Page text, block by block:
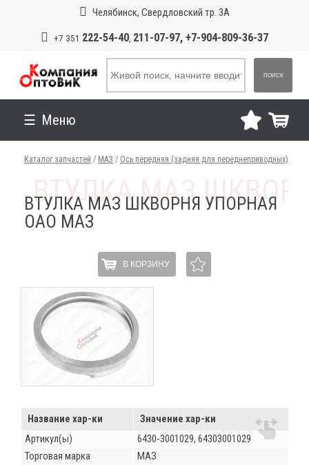
Челябинск, Свердловский тр. 3А
+7 351 222-54-40, 211-07-97, +7-904-809-36-37
ПОИСК
Меню
Каталог запчастей / МАЗ / Ось передняя (задняя для переднеприводных)
ВТУЛКА МАЗ ШКВОРНЯ УПОРНАЯ
ОАО МАЗ
В КОРЗИНУ
Название хар-ки
Значение хар-ки
Артикул(ы)
6430-3001029, 64303001029
Торговая марка
МАЗ